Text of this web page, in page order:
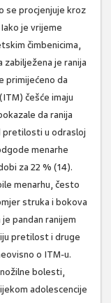
se procjenjuje kroz
je vrijeme
čimbenicima,
zabilježena je ranija
primijećeno da
češće imaju
da ranija
pretilosti u odrasloj
menarhe
za 22 % (14).
menarhu, često
struka i bokova
pandan ranijem
pretilost i druge
o ITM-u.
bolesti,
adolescencije